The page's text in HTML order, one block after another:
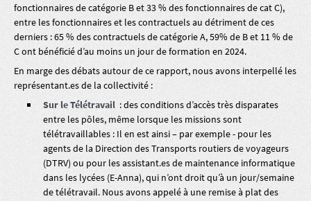
fonctionnaires de catégorie B et 33 % des fonctionnaires de cat C),
entre les fonctionnaires et les contractuels au détriment de ces
derniers : 65 % des contractuels de catégorie A, 59% de B et 11 % de
C ont bénéficié d’au moins un jour de formation en 2024.
En marge des débats autour de ce rapport, nous avons interpellé les
représentant.es de la collectivité :
Sur le Télétravail : des conditions d’accès très disparates
entre les pôles, même lorsque les missions sont
télétravaillables : Il en est ainsi – par exemple - pour les
agents de la Direction des Transports routiers de voyageurs
(DTRV) ou pour les assistant.es de maintenance informatique
dans les lycées (E-Anna), qui n’ont droit qu’à un jour/semaine
de télétravail. Nous avons appelé à une remise à plat des